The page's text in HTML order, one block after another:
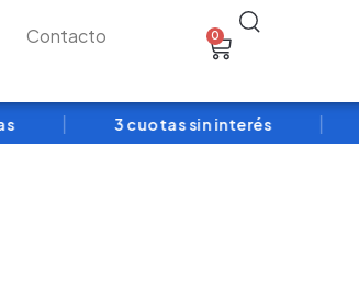
Contacto 0
CartSearch
3 cuotas sin interés